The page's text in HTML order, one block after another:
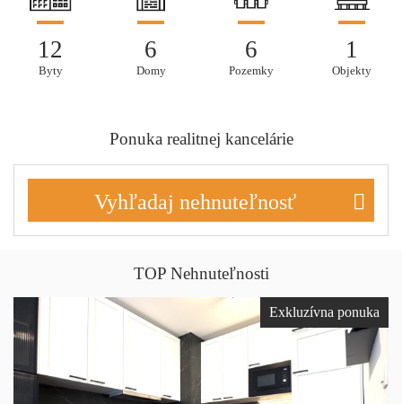
12
Byty
6
Domy
6
Pozemky
1
Objekty
Ponuka realitnej kancelárie
Vyhľadaj nehnuteľnosť
TOP Nehnuteľnosti
Exkluzívna ponuka